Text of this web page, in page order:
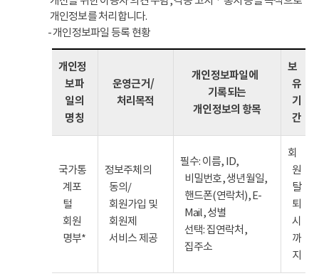
개인정보를 처리합니다.
- 개인정보파일 등록 현황
개인정
보파
일의
명칭
운영근거/
처리목적
개인정보파일에
기록되는
개인정보의 항목
보
유
기
간
국가통
계포
털
회원
명부*
정보주체의
동의/
회원가입 및
회원제
서비스 제공
필수: 이름, ID,
비밀번호, 생년월일,
핸드폰(연락처), E-
Mail, 성별
선택: 집연락처,
집주소
회
원
탈
퇴
시
까
지